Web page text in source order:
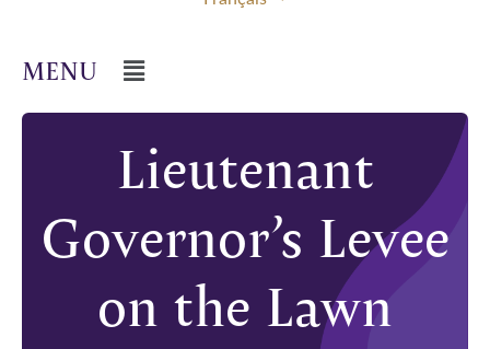
Lieutenant
Governor’s Levee
on the Lawn